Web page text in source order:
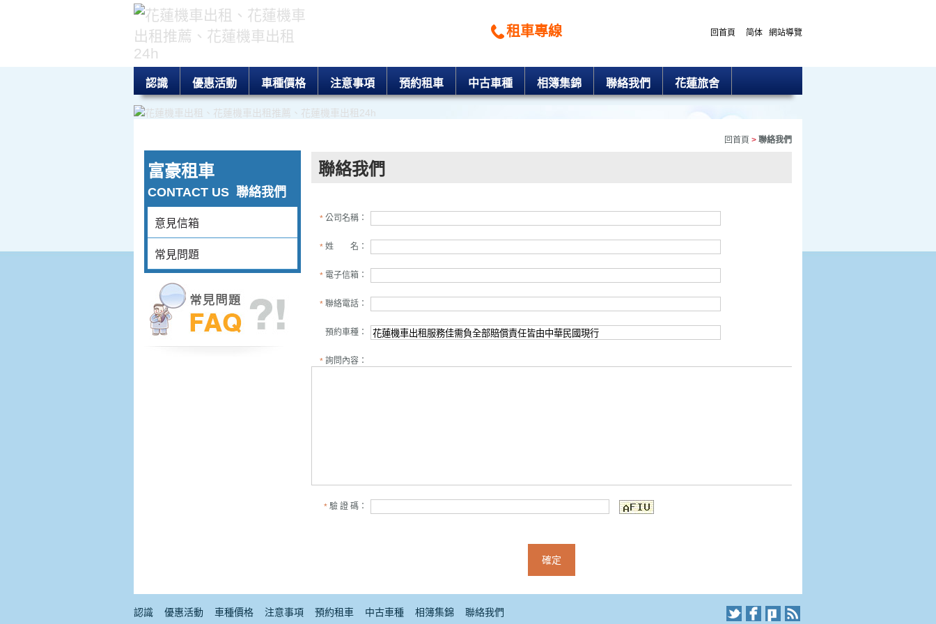
租車專線 回首頁 简体 網站導覽
認識 優惠活動 車種價格 注意事項 預約租車 中古車種 相簿集錦 聯絡我們 花蓮旅舍
富豪租車
CONTACT US 聯絡我們
意見信箱
常見問題
回首頁 > 聯絡我們
聯絡我們
若您有即時性的需求，敬請電洽
* 公司名稱：
* 姓 名：
* 電子信箱：
* 聯絡電話：
預約車種：
* 詢問內容：
* 驗 證 碼：
確定
認識 優惠活動 車種價格 注意事項 預約租車 中古車種 相簿集錦 聯絡我們